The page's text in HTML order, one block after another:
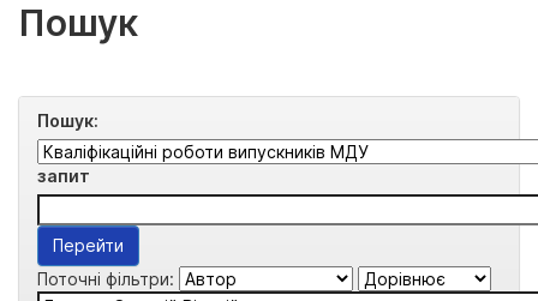
Пошук
Пошук:
запит
Поточні фільтри: